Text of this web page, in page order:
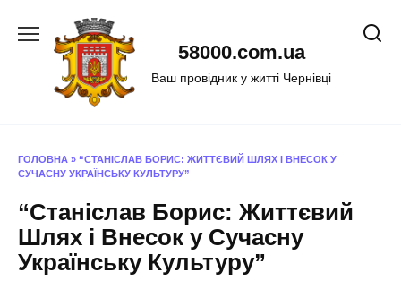
58000.com.ua
Ваш провідник у житті Чернівці
ГОЛОВНА » “СТАНІСЛАВ БОРИС: ЖИТТЄВИЙ ШЛЯХ І ВНЕСОК У
СУЧАСНУ УКРАЇНСЬКУ КУЛЬТУРУ”
“Станіслав Борис: Життєвий
Шлях і Внесок у Сучасну
Українську Культуру”